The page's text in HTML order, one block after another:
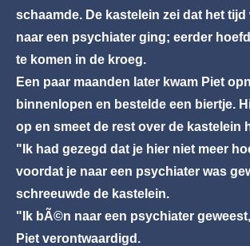
schaamde. De kastelein zei dat het tijd
naar een psychiater ging; eerder
te komen in de kroeg.
Een paar maanden later kwam Piet
binnenlopen en bestelde een biertje.
op en smeet de rest over de kastelein
"Ik had gezegd dat je hier niet meer
voordat je naar een psychiater was
schreeuwde de kastelein.
"Ik bÃ©n naar een psychiater
Piet verontwaardigd.